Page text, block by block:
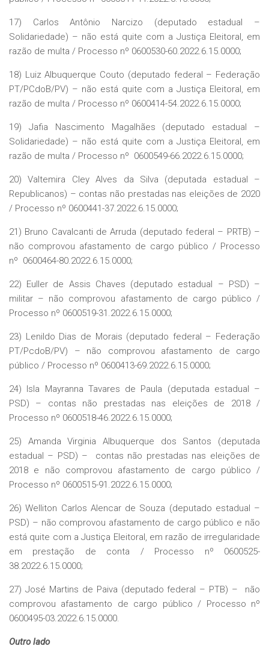
17) Carlos Antônio Narcizo (deputado estadual –
Solidariedade) – não está quite com a Justiça Eleitoral, em
razão de multa / Processo nº 0600530-60.2022.6.15.0000;
18) Luiz Albuquerque Couto (deputado federal – Federação
PT/PCdoB/PV) – não está quite com a Justiça Eleitoral, em
razão de multa / Processo nº 0600414-54.2022.6.15.0000;
19) Jafia Nascimento Magalhães (deputado estadual –
Solidariedade) – não está quite com a Justiça Eleitoral, em
razão de multa / Processo nº 0600549-66.2022.6.15.0000;
20) Valtemira Cley Alves da Silva (deputada estadual –
Republicanos) – contas não prestadas nas eleições de 2020
/ Processo nº 0600441-37.2022.6.15.0000;
21) Bruno Cavalcanti de Arruda (deputado federal – PRTB) –
não comprovou afastamento de cargo público / Processo
nº 0600464-80.2022.6.15.0000;
22) Euller de Assis Chaves (deputado estadual – PSD) –
militar – não comprovou afastamento de cargo público /
Processo nº 0600519-31.2022.6.15.0000;
23) Lenildo Dias de Morais (deputado federal – Federação
PT/PcdoB/PV) – não comprovou afastamento de cargo
público / Processo nº 0600413-69.2022.6.15.0000;
24) Isla Mayranna Tavares de Paula (deputada estadual –
PSD) – contas não prestadas nas eleições de 2018 /
Processo nº 0600518-46.2022.6.15.0000;
25) Amanda Virginia Albuquerque dos Santos (deputada
estadual – PSD) – contas não prestadas nas eleições de
2018 e não comprovou afastamento de cargo público /
Processo nº 0600515-91.2022.6.15.0000;
26) Welliton Carlos Alencar de Souza (deputado estadual –
PSD) – não comprovou afastamento de cargo público e não
está quite com a Justiça Eleitoral, em razão de irregularidade
em prestação de conta / Processo nº 0600525-
38.2022.6.15.0000;
27) José Martins de Paiva (deputado federal – PTB) – não
comprovou afastamento de cargo público / Processo nº
0600495-03.2022.6.15.0000.
Outro lado